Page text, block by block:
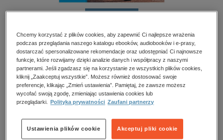
religie
Przeczytaj fragment
BESTSELLER
Tygodnik Żużlowy – e-wydanie – 18/2025
Numery archiwalne
18/2025
Chcemy korzystać z plików cookies, aby zapewnić Ci najlepsze wrażenia
podczas przeglądania naszego katalogu ebooków, audiobooków i e-prasy,
dostarczać spersonalizowane rekomendacje oraz udostępniać Ci najnowsze
funkcje, które rozwijamy dzięki analizie danych i współpracy z naszymi
partnerami. Jeśli zgadzasz się na korzystanie ze wszystkich plików cookies,
kliknij „Zaakceptuj wszystkie”. Możesz również dostosować swoje
preferencje, klikając „Zmień ustawienia”. Pamiętaj, że zawsze możesz
wycofać swoją zgodę, zmieniając ustawienia cookies lub
przeglądarki.
Polityka prywatności Zaufani partnerzy
Akceptuj pliki cookie
Ustawienia plików cookie